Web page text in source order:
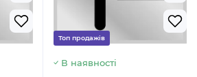
Топ продажів
В наявності